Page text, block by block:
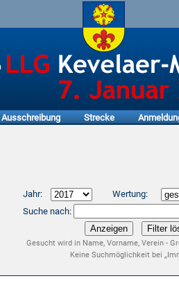
Ausschreibung Strecke
Jahr:
Wertung:
Suche nach:
Gesucht wird in Name, Vorname, Verein -
Keine Suchmöglichkeit bei